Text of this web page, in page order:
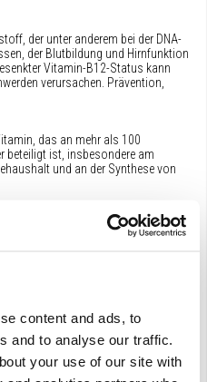
content and ads, to
and to analyse our traffic.
your use of our site with
der unter anderem bei der DNA-
der Blutbildung und Hirnfunktion
Vitamin-B12-Status kann
verursachen. Prävention,
das an mehr als 100
beteiligt ist, insbesondere am
und an der Synthese von
der Blutbildung und Hirnfunktion
Rolle in unserem